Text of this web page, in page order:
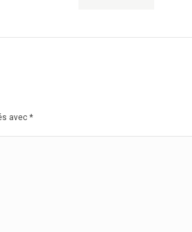
avec *